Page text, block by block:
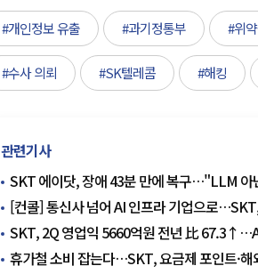
#개인정보 유출 #과기정통부 #위
#수사 의뢰 #SK텔레콤 #해킹
관련기사
SKT 에이닷, 장애 43분 만에 복구…"LLM 아
[컨콜] 통신사 넘어 AI 인프라 기업으로
SKT, 2Q 영업익 5660억원 전년 比
휴가철 소비 잡는다…SKT, 요금제 포인트·해